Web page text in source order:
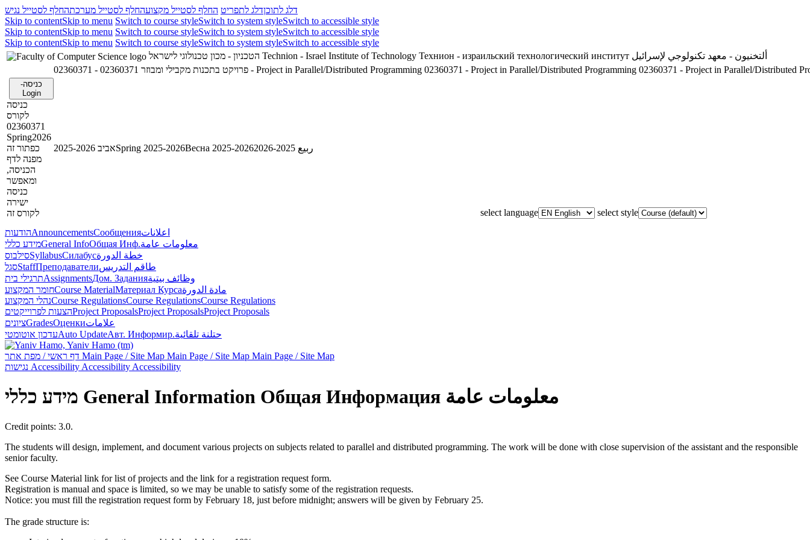
דלג לתוכןדלג לתפריט החלף לסטייל מקצועהחלף לסטייל מערכתהחלף לסטייל נגיש
Skip to contentSkip to menu Switch to course styleSwitch to system styleSwitch to accessible style
Skip to contentSkip to menu Switch to course styleSwitch to system styleSwitch to accessible style
Skip to contentSkip to menu Switch to course styleSwitch to system styleSwitch to accessible style
Technion - Israel Institute of Technology Технион - израильский технологический институт ألتخنيون - معهد تكنولوجي لإسرائيل
02360371 - פרויקט בתכנות מקבילי ומבוזר 02360371 - Project in Parallel/Distributed Programming 02360371 - Project in Parallel/Distributed Programming 02360371 - Project in Parallel/Distributed
כניסה-
Login
כניסה
לקורס
02360371
Spring2026
כפתור זה
מפנה לדף
הכניסה,
ומאפשר
כניסה
ישירה
לקורס זה
אביב 2025-2026Spring 2025-2026Весна 2025-2026 ربيع 2025-2026
select language
select style
הודעותAnnouncementsСообщенияاعلانات
מידע כלליGeneral InfoОбщая Инф.معلومات عامة
סילבוסSyllabusСилабусخطة الدورة
סגלStaffПреподавателиطاقم التدريس
תרגילי ביתAssignmentsДом. Заданияوظائف بيتية
חומר המקצועCourse MaterialМатериал Курсаمادة الدورة
נהלי המקצועCourse RegulationsCourse RegulationsCourse Regulations
הצעות לפרוייקטיםProject ProposalsProject ProposalsProject Proposals
ציוניםGradesОценкиعلامات
עדכון אוטומטיAuto UpdateАвт. Информир.حتلنة تلقائية
Main Page / Site Map Main Page / Site Map Main Page / Site Map
Accessibility Accessibility Accessibility
מידע כללי General Information Общая Информация معلومات عامة
Credit points: 3.0.
The students will design, implement, and document various projects on subjects related to parallel and distributed programming. The work will be done with close supervision of the assistant and the responsible
senior faculty.
See Course Material link for list of projects and the link for a registration request form.
Registration is manual and space is limited, so we may be unable to satisfy some of the registration requests.
Notice: you must fill the registration request form by February 18, just before midnight; answers will be given by February 25.
The grade structure is: